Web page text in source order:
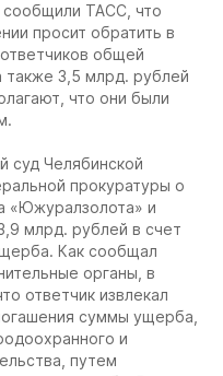
сообщили ТАСС, что
просит обратить в
общей
3,5 млрд. рублей
что они были
суд Челябинской
прокуратуры о
«Южуралзолота» и
млрд. рублей в счет
Как сообщал
органы, в
ответчик извлекал
суммы ущерба,
и
путем